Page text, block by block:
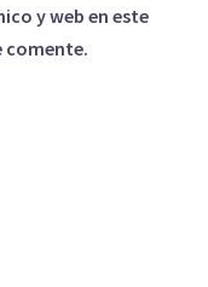
y web en este
comente.